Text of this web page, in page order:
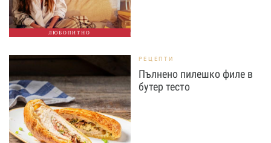
ЛЮБОПИТНО
РЕЦЕПТИ
Пълнено пилешко филе в
бутер тесто